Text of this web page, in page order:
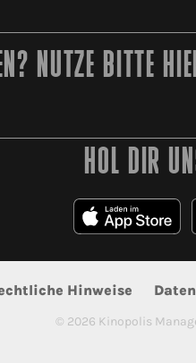
NUTZE BITTE
HOL DIR
Hinweise
© 2026 Kinopolis